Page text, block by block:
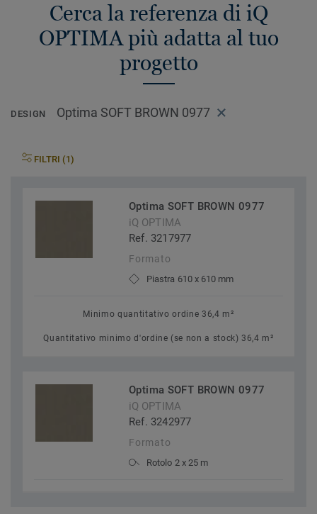
Cerca la referenza di iQ
OPTIMA più adatta al tuo
progetto
DESIGN Optima SOFT BROWN 0977
FILTRI (1)
Optima SOFT BROWN 0977
iQ OPTIMA
Ref. 3217977
Formato
Piastra 610 x 610 mm
Minimo quantitativo ordine 36,4 m²
Quantitativo minimo d'ordine (se non a stock) 36,4 m²
Optima SOFT BROWN 0977
iQ OPTIMA
Ref. 3242977
Formato
Rotolo 2 x 25 m